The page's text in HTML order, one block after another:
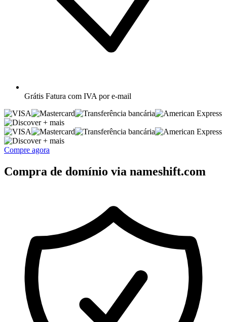
Grátis Fatura com IVA por e-mail
+ mais
+ mais
Compre agora
Compra de domínio via nameshift.com